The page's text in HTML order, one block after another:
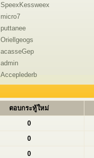
SpeexKessweex
micro7
puttanee
Oriellgeogs
acasseGep
admin
Acceplederb
ตอบกระทู้ใหม่
0
0
0